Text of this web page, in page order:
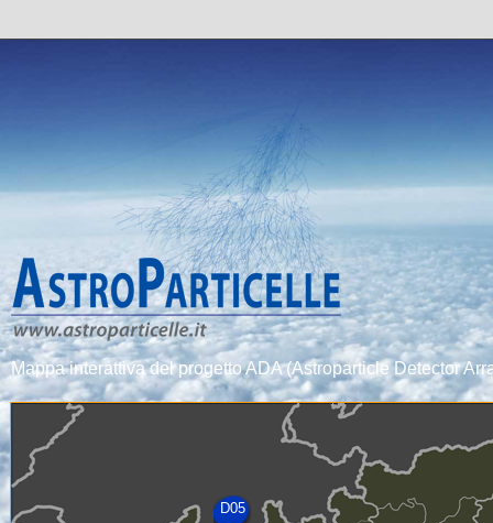
Mappa interattiva del progetto ADA (Astroparticle Detector
D05